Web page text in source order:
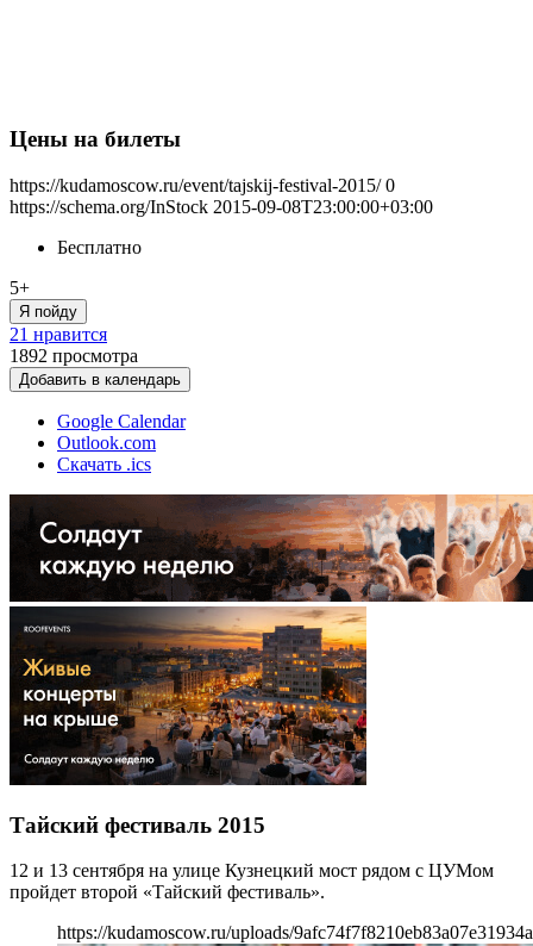
Цены на билеты
https://kudamoscow.ru/event/tajskij-festival-2015/ 0
https://schema.org/InStock 2015-09-08T23:00:00+03:00
Бесплатно
5+
Я пойду
21 нравится
1892 просмотра
Добавить в календарь
Google Calendar
Outlook.com
Скачать .ics
Тайский фестиваль 2015
12 и 13 сентября на улице Кузнецкий мост рядом с ЦУМом
пройдет второй «Тайский фестиваль».
https://kudamoscow.ru/uploads/